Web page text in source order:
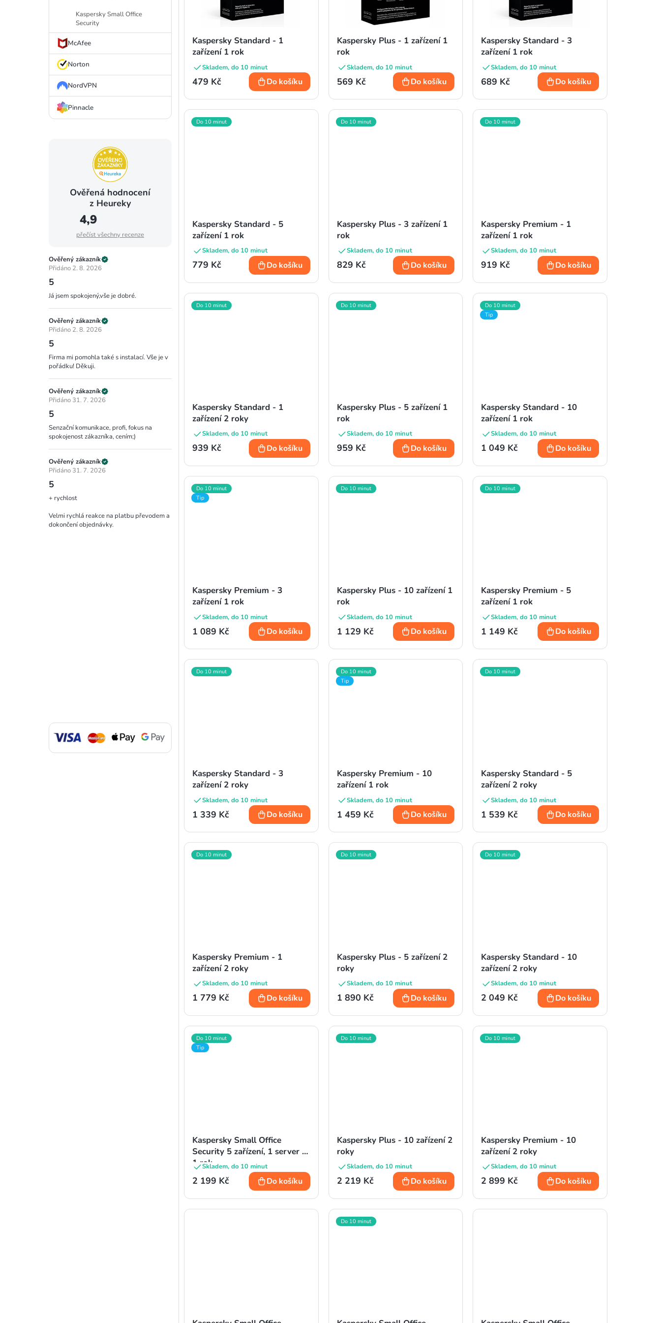
Kaspersky Small Office
Security
McAfee
Norton
NordVPN
Pinnacle
Ověřená hodnocení
z Heureky
4,9
přečíst všechny recenze
Ověřený zákazník
Přidáno 2. 8. 2026
5
Já jsem spokojený,vše je dobré.
Ověřený zákazník
Přidáno 2. 8. 2026
5
Firma mi pomohla také s instalací. Vše je v
pořádku! Děkuji.
Ověřený zákazník
Přidáno 31. 7. 2026
5
Senzační komunikace, profi, fokus na
spokojenost zákazníka, cením;)
Ověřený zákazník
Přidáno 31. 7. 2026
5
+ rychlost
Velmi rychlá reakce na platbu převodem a
dokončení objednávky.
d
u
k
t
ů
Kaspersky Standard - 1
zařízení 1 rok
Skladem, do 10 minut
479 Kč Do košíku
Kaspersky Plus - 1 zařízení 1
rok
Skladem, do 10 minut
569 Kč Do košíku
Kaspersky Standard - 3
zařízení 1 rok
Skladem, do 10 minut
689 Kč Do košíku
Do 10 minut
Kaspersky Standard - 5
zařízení 1 rok
Skladem, do 10 minut
779 Kč Do košíku
Do 10 minut
Kaspersky Plus - 3 zařízení 1
rok
Skladem, do 10 minut
829 Kč Do košíku
Do 10 minut
Kaspersky Premium - 1
zařízení 1 rok
Skladem, do 10 minut
919 Kč Do košíku
Do 10 minut
Kaspersky Standard - 1
zařízení 2 roky
Skladem, do 10 minut
939 Kč Do košíku
Do 10 minut
Kaspersky Plus - 5 zařízení 1
rok
Skladem, do 10 minut
959 Kč Do košíku
Do 10 minut
Tip
Kaspersky Standard - 10
zařízení 1 rok
Skladem, do 10 minut
1 049 Kč Do košíku
Do 10 minut
Tip
Kaspersky Premium - 3
zařízení 1 rok
Skladem, do 10 minut
1 089 Kč Do košíku
Do 10 minut
Kaspersky Plus - 10 zařízení 1
rok
Skladem, do 10 minut
1 129 Kč Do košíku
Do 10 minut
Kaspersky Premium - 5
zařízení 1 rok
Skladem, do 10 minut
1 149 Kč Do košíku
Do 10 minut
Kaspersky Standard - 3
zařízení 2 roky
Skladem, do 10 minut
1 339 Kč Do košíku
Do 10 minut
Tip
Kaspersky Premium - 10
zařízení 1 rok
Skladem, do 10 minut
1 459 Kč Do košíku
Do 10 minut
Kaspersky Standard - 5
zařízení 2 roky
Skladem, do 10 minut
1 539 Kč Do košíku
Do 10 minut
Kaspersky Premium - 1
zařízení 2 roky
Skladem, do 10 minut
1 779 Kč Do košíku
Do 10 minut
Kaspersky Plus - 5 zařízení 2
roky
Skladem, do 10 minut
1 890 Kč Do košíku
Do 10 minut
Kaspersky Standard - 10
zařízení 2 roky
Skladem, do 10 minut
2 049 Kč Do košíku
Do 10 minut
Tip
Kaspersky Small Office
Security 5 zařízení, 1 server -
1 rokSkladem, do 10 minut
2 199 Kč Do košíku
Do 10 minut
Kaspersky Plus - 10 zařízení 2
roky
Skladem, do 10 minut
2 219 Kč Do košíku
Do 10 minut
Kaspersky Premium - 10
zařízení 2 roky
Skladem, do 10 minut
2 899 Kč Do košíku
Do 10 minut